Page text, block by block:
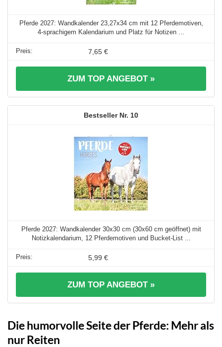
Pferde 2027: Wandkalender 23,27x34 cm mit 12 Pferdemotiven,
4-sprachigem Kalendarium und Platz für Notizen ...
7,65 €
ZUM TOP ANGEBOT »
10
Pferde 2027: Wandkalender 30x30 cm (30x60 cm geöffnet) mit
Notizkalendarium, 12 Pferdemotiven und Bucket-List ...
5,99 €
ZUM TOP ANGEBOT »
Die humorvolle Seite der Pferde: Mehr als
nur Reiten